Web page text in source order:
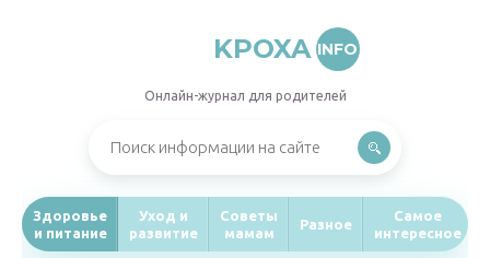
KPOXA INFO
Онлайн-журнал для родителей
Здоровье
и питание
Уход и
развитие
Советы
мамам
Разное
Самое
интересное